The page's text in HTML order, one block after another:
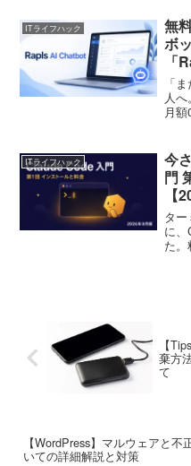
階
報で
ITライフハック
無
ボ
「
れ
「
人
月
た
訪問
消
ITライフハック
今
門
【
タ
に、
た
テ
イ
【
棄方
て
【WordPress】マルウェアと不
いての詳細解説と対策